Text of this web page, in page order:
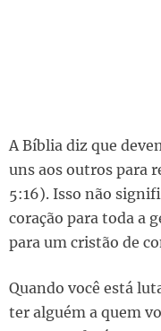
A Bíblia diz que
uns aos outros para
5:16). Isso não
coração para toda a
para um cristão de
Quando você está
ter alguém a quem